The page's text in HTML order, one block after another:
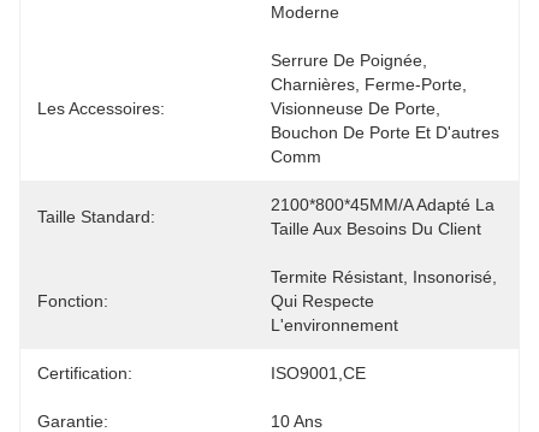
Moderne
Les Accessoires:
Serrure De Poignée,
Charnières, Ferme-Porte,
Visionneuse De Porte,
Bouchon De Porte Et D'autres
Comm
Taille Standard:
2100*800*45MM/a Adapté La
Taille Aux Besoins Du Client
Fonction:
Termite Résistant, Insonorisé,
Qui Respecte
L'environnement
Certification: ISO9001,CE
Garantie: 10 Ans